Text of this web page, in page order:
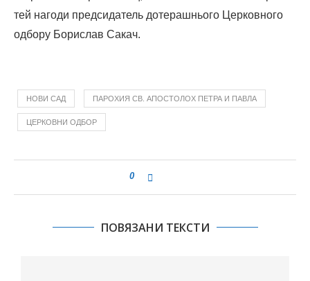
тей нагоди предсидатель дотерашнього Церковного
одбору Борислав Сакач.
НОВИ САД ПАРОХИЯ СВ. АПОСТОЛОХ ПЕТРА И ПАВЛА
ЦЕРКОВНИ ОДБОР
0
ПОВЯЗАНИ ТЕКСТИ